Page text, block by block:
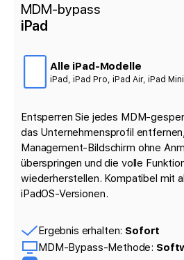
MDM-bypass
iPad
Alle iPad-Modelle
iPad, iPad Pro, iPad Air, iPad Mini
Entsperren Sie jedes MDM-
das Unternehmensprofil
Management-Bildschirm ohne
überspringen und die volle
wiederherstellen. Kompatibel mit
iPadOS-Versionen.
Ergebnis erhalten: Sofort
MDM-Bypass-Methode: